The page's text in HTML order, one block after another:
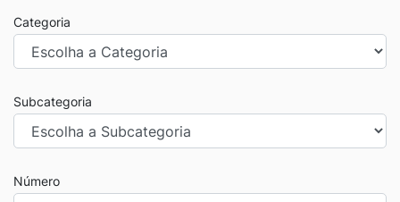
Categoria
Subcategoria
Número